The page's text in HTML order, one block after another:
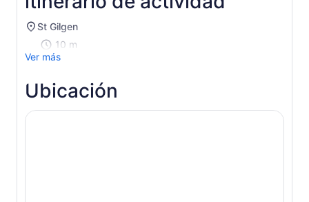
*Si
ingresas
más
de
obtienes
un
precio
más
St Gilgen
10 m
Ver más
Ubicación